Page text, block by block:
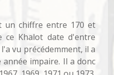
un chiffre entre 170 et
ce Khalot date d'entre
vu précédemment, il a
impaire. Il a donc